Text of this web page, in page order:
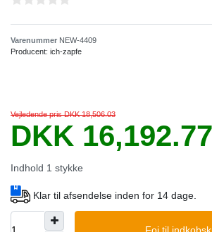
Varenummer NEW-4409
Producent: ich-zapfe
Vejledende pris DKK 18,506.03
DKK 16,192.77
Indhold 1 stykke
Klar til afsendelse inden for 14 dage.